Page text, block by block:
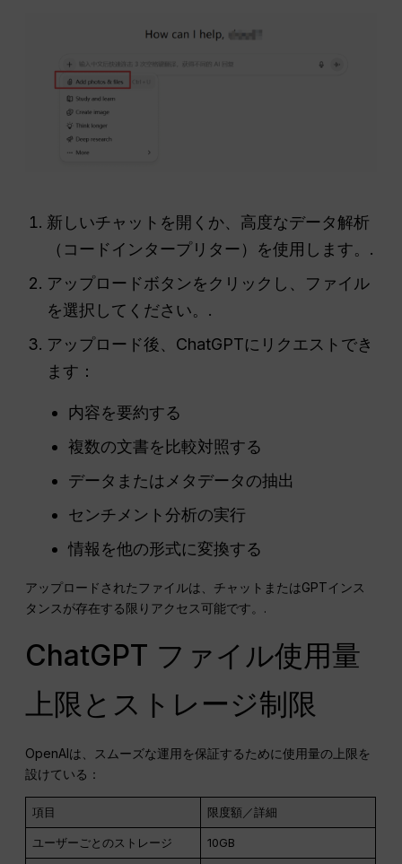
新しいチャットを開くか、高度なデータ解析
（コードインタープリター）を使用します。.
アップロードボタンをクリックし、ファイル
を選択してください。.
アップロード後、ChatGPTにリクエストでき
ます：
内容を要約する
複数の文書を比較対照する
データまたはメタデータの抽出
センチメント分析の実行
情報を他の形式に変換する
アップロードされたファイルは、チャットまたはGPTインス
タンスが存在する限りアクセス可能です。.
ChatGPT ファイル使用量
上限とストレージ制限
OpenAIは、スムーズな運用を保証するために使用量の上限を
設けている：
項目 限度額／詳細
ユーザーごとのストレージ 10GB